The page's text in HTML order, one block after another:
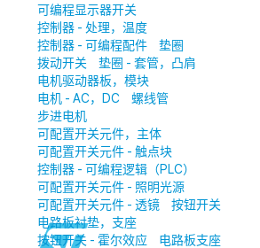
可编程显示器开关
控制器 - 处理，温度
控制器 - 可编程配件
垫圈
拨动开关
垫圈 - 套管，凸肩
电机驱动器板，模块
电机 - AC，DC
螺线管
步进电机
可配置开关元件，主体
可配置开关元件 - 触点块
控制器 - 可编程逻辑（PLC）
可配置开关元件 - 照明光源
可配置开关元件 - 透镜
按钮开关
电路板衬垫，支座
按钮开关 - 霍尔效应
电路板支座